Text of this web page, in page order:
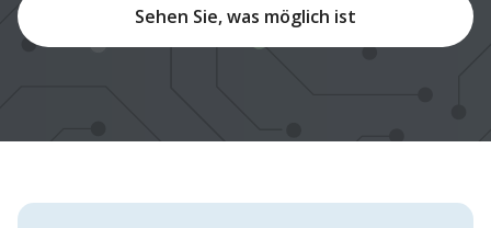
Sehen Sie, was möglich ist